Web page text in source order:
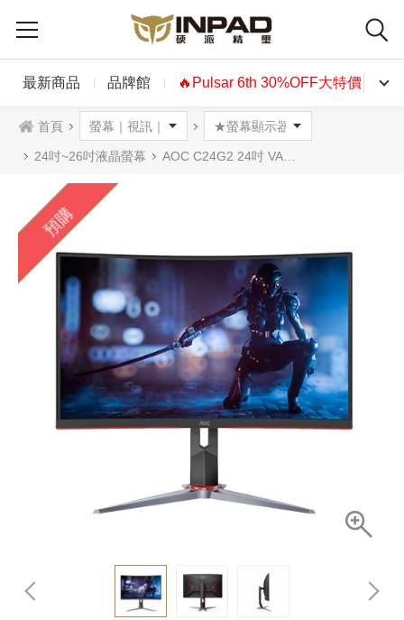
最新商品 品牌館 🔥Pulsar 6th 30%OFF大特價🔥
首頁
24吋~26吋液晶螢幕 AOC C24G2 24吋 VA電競螢幕
預購